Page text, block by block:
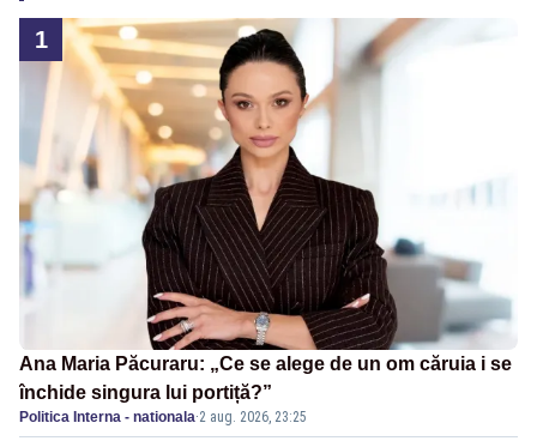
1
Ana Maria Păcuraru: „Ce se alege de un om căruia i se
închide singura lui portiță?”
Politica Interna - nationala·2 aug. 2026, 23:25